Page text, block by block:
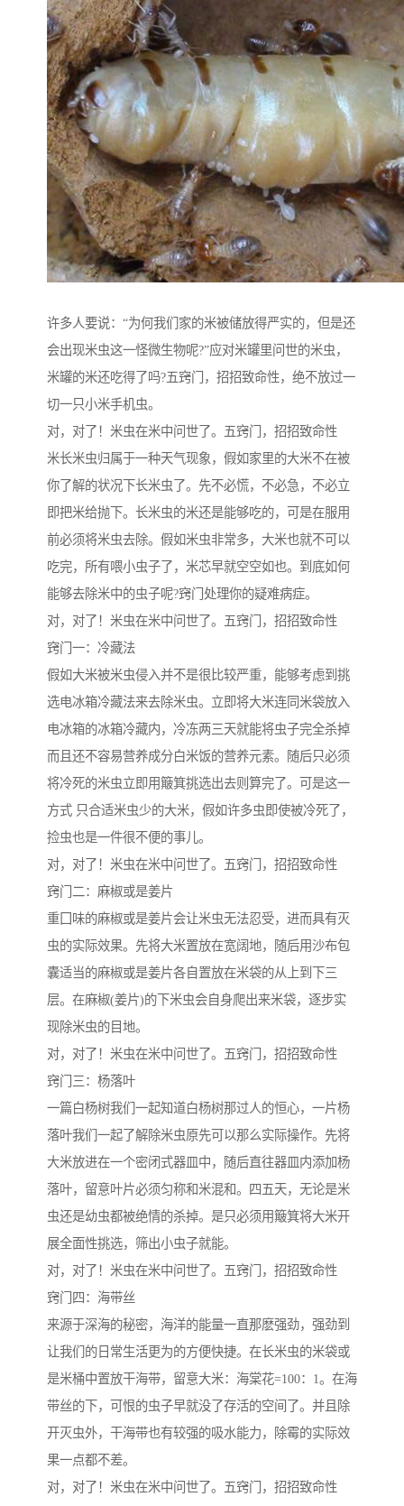
许多人要说：“为何我们家的米被储放得严实的，但是还
会出现米虫这一怪微生物呢?”应对米罐里问世的米虫，
米罐的米还吃得了吗?五窍门，招招致命性，绝不放过一
切一只小米手机虫。
对，对了！米虫在米中问世了。五窍门，招招致命性
米长米虫归属于一种天气现象，假如家里的大米不在被
你了解的状况下长米虫了。先不必慌，不必急，不必立
即把米给抛下。长米虫的米还是能够吃的，可是在服用
前必须将米虫去除。假如米虫非常多，大米也就不可以
吃完，所有喂小虫子了，米芯早就空空如也。到底如何
能够去除米中的虫子呢?窍门处理你的疑难病症。
对，对了！米虫在米中问世了。五窍门，招招致命性
窍门一：冷藏法
假如大米被米虫侵入并不是很比较严重，能够考虑到挑
选电冰箱冷藏法来去除米虫。立即将大米连同米袋放入
电冰箱的冰箱冷藏内，冷冻两三天就能将虫子完全杀掉
而且还不容易营养成分白米饭的营养元素。随后只必须
将冷死的米虫立即用簸箕挑选出去则算完了。可是这一
方式 只合适米虫少的大米，假如许多虫即使被冷死了，
捡虫也是一件很不便的事儿。
对，对了！米虫在米中问世了。五窍门，招招致命性
窍门二：麻椒或是姜片
重囗味的麻椒或是姜片会让米虫无法忍受，进而具有灭
虫的实际效果。先将大米置放在宽阔地，随后用沙布包
囊适当的麻椒或是姜片各自置放在米袋的从上到下三
层。在麻椒(姜片)的下米虫会自身爬出来米袋，逐步实
现除米虫的目地。
对，对了！米虫在米中问世了。五窍门，招招致命性
窍门三：杨落叶
一篇白杨树我们一起知道白杨树那过人的恒心，一片杨
落叶我们一起了解除米虫原先可以那么实际操作。先将
大米放进在一个密闭式器皿中，随后直往器皿内添加杨
落叶，留意叶片必须匀称和米混和。四五天，无论是米
虫还是幼虫都被绝情的杀掉。是只必须用簸箕将大米开
展全面性挑选，筛出小虫子就能。
对，对了！米虫在米中问世了。五窍门，招招致命性
窍门四：海带丝
来源于深海的秘密，海洋的能量一直那麽强劲，强劲到
让我们的日常生活更为的方便快捷。在长米虫的米袋或
是米桶中置放干海带，留意大米：海棠花=100：1。在海
带丝的下，可恨的虫子早就没了存活的空间了。并且除
开灭虫外，干海带也有较强的吸水能力，除霉的实际效
果一点都不差。
对，对了！米虫在米中问世了。五窍门，招招致命性